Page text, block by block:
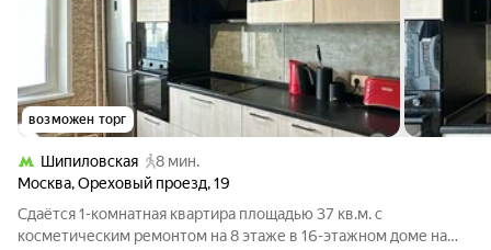
возможен торг
Шипиловская
8 мин.
Москва,Ореховый проезд,19
Сдаётся 1-комнатная квартира площадью 37 кв.м. с
косметическим ремонтом на 8 этаже в 16-этажном доме на